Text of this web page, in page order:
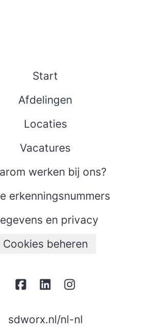
Start
Afdelingen
Locaties
Vacatures
werken bij ons?
erkenningsnummers
en privacy
Cookies beheren
sdworx.nl/nl-nl